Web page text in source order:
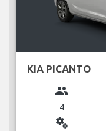
KIA PICANTO
group
4
miscellaneous_services